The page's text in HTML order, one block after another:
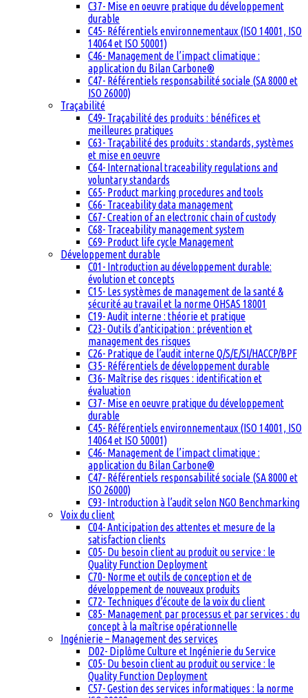
C37- Mise en oeuvre pratique du développement
durable
C45- Référentiels environnementaux (ISO 14001, ISO
14064 et ISO 50001)
C46- Management de l’impact climatique :
application du Bilan Carbone®
C47- Référentiels responsabilité sociale (SA 8000 et
ISO 26000)
Traçabilité
C49- Traçabilité des produits : bénéfices et
meilleures pratiques
C63- Traçabilité des produits : standards, systèmes
et mise en oeuvre
C64- International traceability regulations and
voluntary standards
C65- Product marking procedures and tools
C66- Traceability data management
C67- Creation of an electronic chain of custody
C68- Traceability management system
C69- Product life cycle Management
Développement durable
C01- Introduction au développement durable:
évolution et concepts
C15- Les systèmes de management de la santé &
sécurité au travail et la norme OHSAS 18001
C19- Audit interne : théorie et pratique
C23- Outils d’anticipation : prévention et
management des risques
C26- Pratique de l’audit interne Q/S/E/SI/HACCP/BPF
C35- Référentiels de développement durable
C36- Maîtrise des risques : identification et
évaluation
C37- Mise en oeuvre pratique du développement
durable
C45- Référentiels environnementaux (ISO 14001, ISO
14064 et ISO 50001)
C46- Management de l’impact climatique :
application du Bilan Carbone®
C47- Référentiels responsabilité sociale (SA 8000 et
ISO 26000)
C93- Introduction à l’audit selon NGO Benchmarking
Voix du client
C04- Anticipation des attentes et mesure de la
satisfaction clients
C05- Du besoin client au produit ou service : le
Quality Function Deployment
C70- Norme et outils de conception et de
développement de nouveaux produits
C72- Techniques d’écoute de la voix du client
C85- Management par processus et par services : du
concept à la maîtrise opérationnelle
Ingénierie – Management des services
D02- Diplôme Culture et Ingénierie du Service
C05- Du besoin client au produit ou service : le
Quality Function Deployment
C57- Gestion des services informatiques : la norme